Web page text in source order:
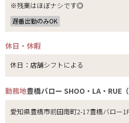
※残業はほぼナシです◎
遅番出勤のみOK
休日・休暇
休日：店舗シフトによる
勤務地豊橋バロー SHOO・LA・RUE
愛知県豊橋市前田南町2-17豊橋バロー